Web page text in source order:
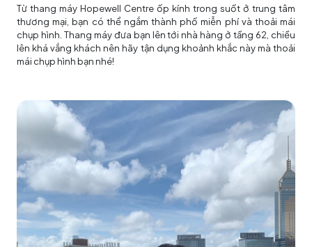
Từ thang máy Hopewell Centre ốp kính trong suốt ở trung tâm
thương mại, bạn có thể ngắm thành phố miễn phí và thoải mái
chụp hình. Thang máy đưa bạn lên tới nhà hàng ở tầng 62, chiều
lên khá vắng khách nên hãy tận dụng khoảnh khắc này mà thoải
mái chụp hình bạn nhé!